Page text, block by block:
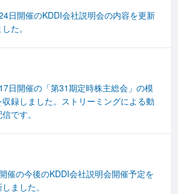
日開催のKDDI会社説明会の内容を更新
た。
日開催の「第31期定時株主総会」の模
収録しました。ストリーミングによる動
です。
催の今後のKDDI会社説明会開催予定を
ました。